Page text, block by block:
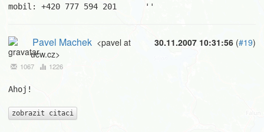
mobil: +420 777 594 201      ''
30.11.2007 10:31:56 (#19)
Pavel Machek <pavel at
ucw.cz>
1067 1226
Ahoj!
zobrazit citaci